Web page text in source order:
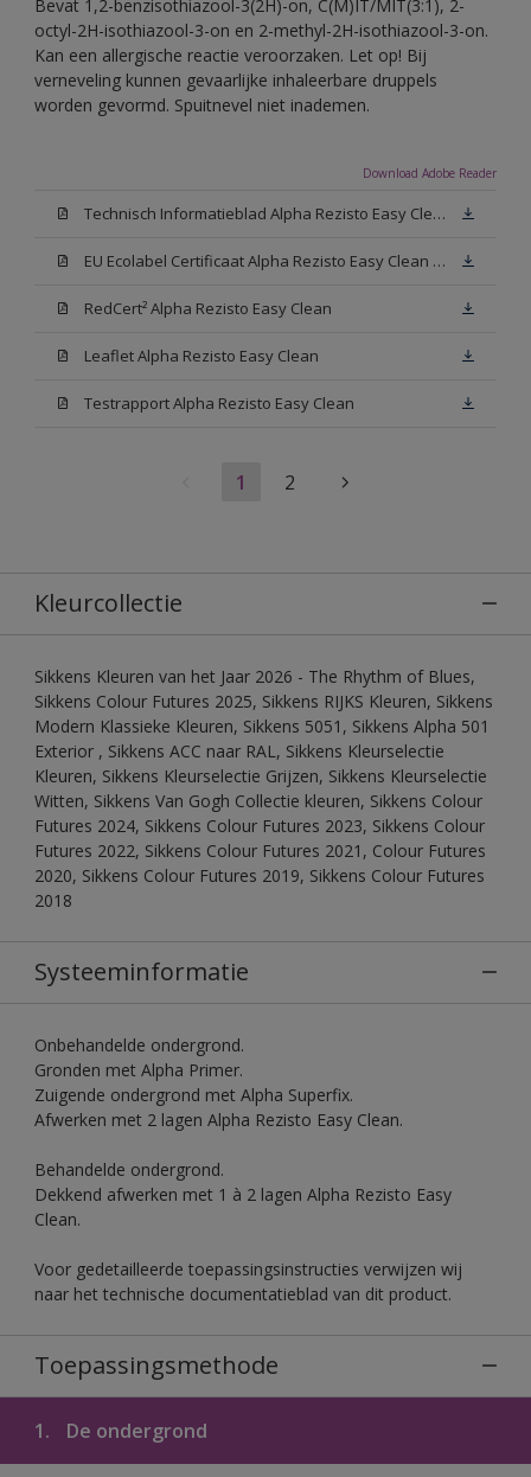
Bevat 1,2-benzisothiazool-3(2H)-on, C(M)IT/MIT(3:1), 2-
octyl-2H-isothiazool-3-on en 2-methyl-2H-isothiazool-3-on.
Kan een allergische reactie veroorzaken. Let op! Bij
verneveling kunnen gevaarlijke inhaleerbare druppels
worden gevormd. Spuitnevel niet inademen.
Download Adobe Reader
Technisch Informatieblad Alpha Rezisto Easy Clean (PDF)
EU Ecolabel Certificaat Alpha Rezisto Easy Clean Mat
RedCert² Alpha Rezisto Easy Clean
Leaflet Alpha Rezisto Easy Clean
Testrapport Alpha Rezisto Easy Clean
1 2
Kleurcollectie
Sikkens Kleuren van het Jaar 2026 - The Rhythm of Blues,
Sikkens Colour Futures 2025, Sikkens RIJKS Kleuren, Sikkens
Modern Klassieke Kleuren, Sikkens 5051, Sikkens Alpha 501
Exterior , Sikkens ACC naar RAL, Sikkens Kleurselectie
Kleuren, Sikkens Kleurselectie Grijzen, Sikkens Kleurselectie
Witten, Sikkens Van Gogh Collectie kleuren, Sikkens Colour
Futures 2024, Sikkens Colour Futures 2023, Sikkens Colour
Futures 2022, Sikkens Colour Futures 2021, Colour Futures
2020, Sikkens Colour Futures 2019, Sikkens Colour Futures
2018
Systeeminformatie
Onbehandelde ondergrond.
Gronden met Alpha Primer.
Zuigende ondergrond met Alpha Superfix.
Afwerken met 2 lagen Alpha Rezisto Easy Clean.
Behandelde ondergrond.
Dekkend afwerken met 1 à 2 lagen Alpha Rezisto Easy
Clean.
Voor gedetailleerde toepassingsinstructies verwijzen wij
naar het technische documentatieblad van dit product.
Toepassingsmethode
1. De ondergrond